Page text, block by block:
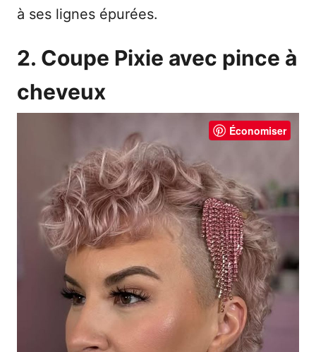
à ses lignes épurées.
2. Coupe Pixie avec pince à
cheveux
Économiser